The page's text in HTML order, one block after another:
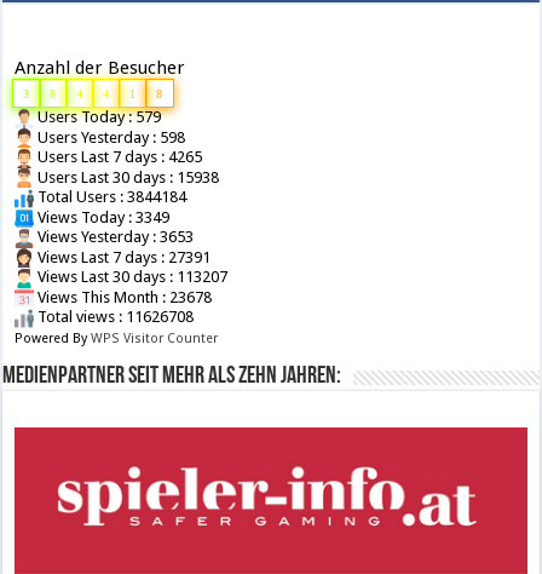
Anzahl der Besucher
3 8 4 4 1 8
Users Today : 579
Users Yesterday : 598
Users Last 7 days : 4265
Users Last 30 days : 15938
Total Users : 3844184
Views Today : 3349
Views Yesterday : 3653
Views Last 7 days : 27391
Views Last 30 days : 113207
Views This Month : 23678
Total views : 11626708
Powered ByWPS Visitor Counter
Medienpartner seit mehr als zehn Jahren: